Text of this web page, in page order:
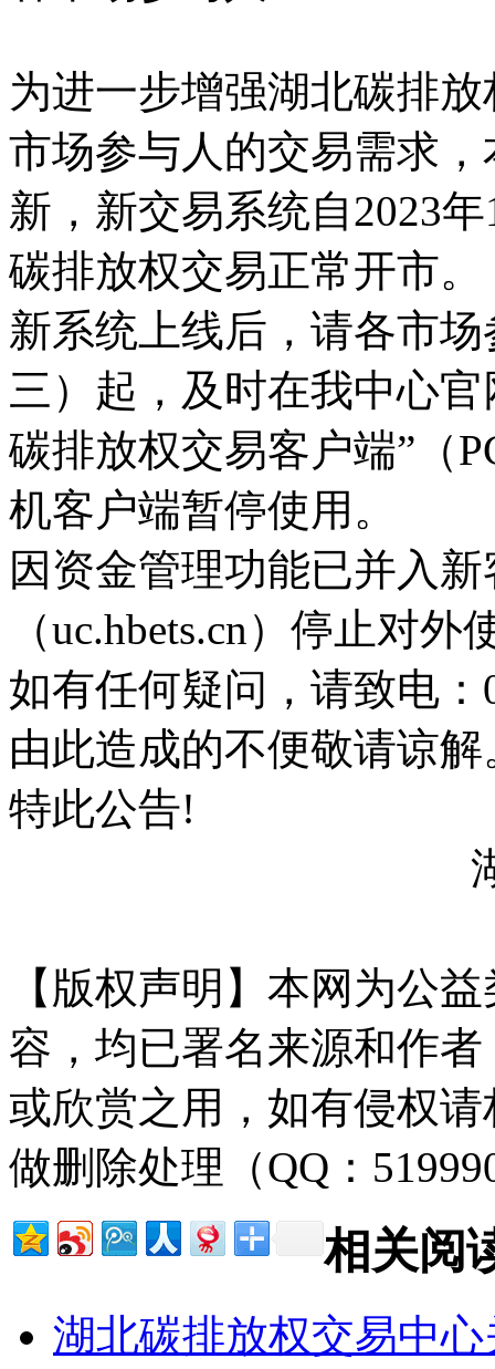
为进一步增强湖北碳排
市场参与人的交易需求
新，新交易系统自2023
碳排放权交易正常开市。
新系统上线后，请各市
三）起，及时在我中心官
碳排放权交易客户端”（
机客户端暂停使用。
因资金管理功能已并入
（uc.hbets.cn）停止对外
如有任何疑问，请致电：
由此造成的不便敬请谅解
特此公告!
【版权声明】本网为公
容，均已署名来源和作
或欣赏之用，如有侵权
做删除处理（QQ：
相关阅
湖北碳排放权交易中